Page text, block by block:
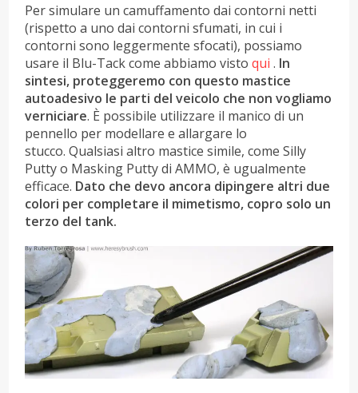
Per simulare un camuffamento dai contorni netti
(rispetto a uno dai contorni sfumati, in cui i
contorni sono leggermente sfocati), possiamo
usare il Blu-Tack come abbiamo vistoqui . In
sintesi, proteggeremo con questo mastice
autoadesivo le parti del veicolo che non vogliamo
verniciare. È possibile utilizzare il manico di un
pennello per modellare e allargare lo
stucco. Qualsiasi altro mastice simile, come Silly
Putty o Masking Putty di AMMO, è ugualmente
efficace. Dato che devo ancora dipingere altri due
colori per completare il mimetismo, copro solo un
terzo del tank.